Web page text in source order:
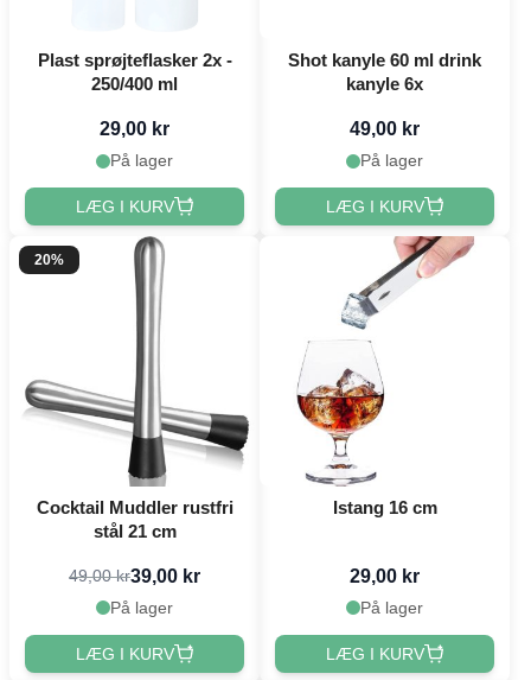
Plast sprøjteflasker 2x -
250/400 ml
29,00 kr
På lager
LÆG I KURV
Shot kanyle 60 ml drink
kanyle 6x
49,00 kr
På lager
LÆG I KURV
20%
Cocktail Muddler rustfri
stål 21 cm
49,00 kr39,00 kr
På lager
LÆG I KURV
Istang 16 cm
29,00 kr
På lager
LÆG I KURV